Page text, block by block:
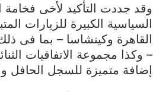
وقد جددت التأكيد لأخى فخامة
السياسية الكبيرة للزيارات
القاهرة وكينشاسا – بما فى
– وكذا مجموعة الاتفاقيات
إضافة متميزة للسجل الحافل